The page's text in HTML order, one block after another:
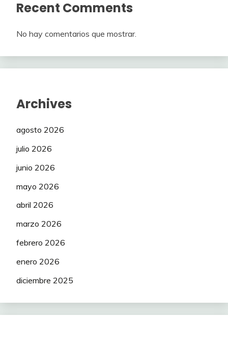
Recent Comments
No hay comentarios que mostrar.
Archives
agosto 2026
julio 2026
junio 2026
mayo 2026
abril 2026
marzo 2026
febrero 2026
enero 2026
diciembre 2025